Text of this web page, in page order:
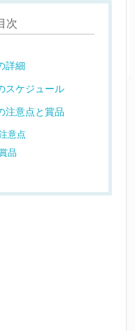
次
詳細
スケジュール
注意点と賞品
意点
品